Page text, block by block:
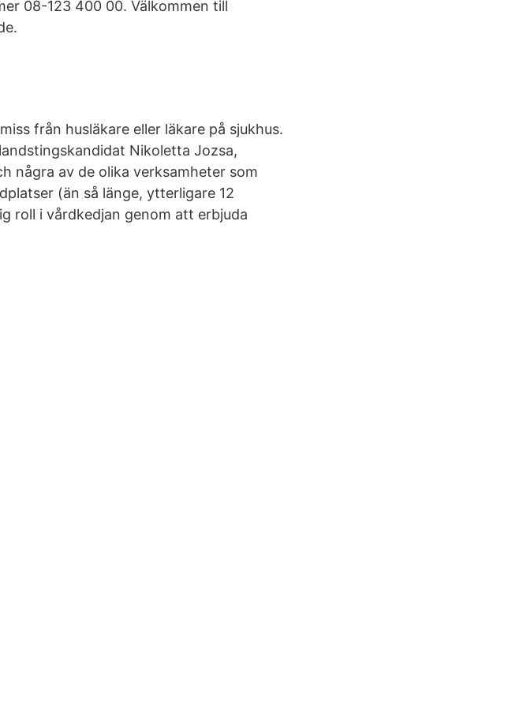
08-123 400 00. Välkommen till
från husläkare eller läkare på sjukhus.
Nikoletta Jozsa,
några av de olika verksamheter som
(än så länge, ytterligare 12
roll i vårdkedjan genom att erbjuda